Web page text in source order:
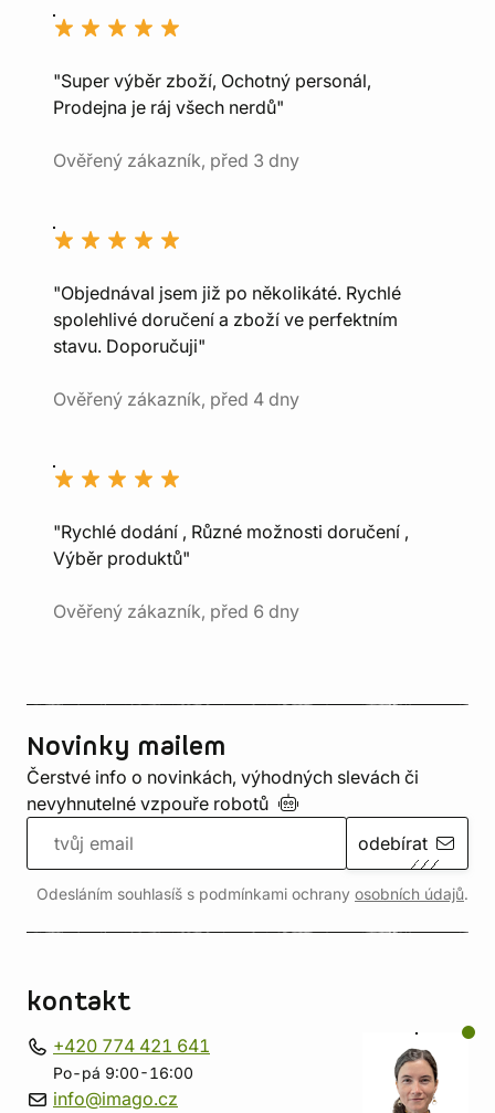
"Super výběr zboží, Ochotný personál,
Prodejna je ráj všech nerdů"
Ověřený zákazník, před 3 dny
"Objednával jsem již po několikáté. Rychlé
spolehlivé doručení a zboží ve perfektním
stavu. Doporučuji"
Ověřený zákazník, před 4 dny
"Rychlé dodání , Různé možnosti doručení ,
Výběr produktů"
Ověřený zákazník, před 6 dny
Novinky mailem
Čerstvé info o novinkách, výhodných slevách či
nevyhnutelné vzpouře robotů
odebírat
Odesláním souhlasíš s podmínkami ochrany osobních údajů.
kontakt
+420 774 421 641
Po-pá 9:00-16:00
info@imago.cz